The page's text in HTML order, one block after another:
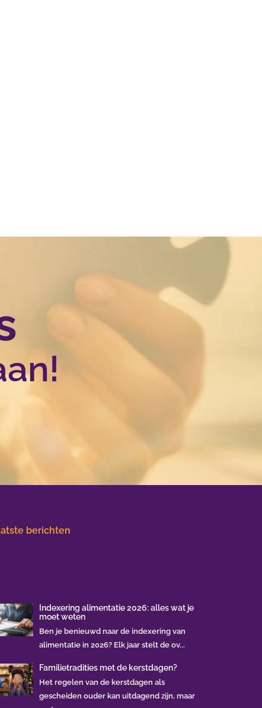
berichten
Indexering alimentatie 2026: alles wat je
moet weten
Ben je benieuwd naar de indexering van
alimentatie in 2026? Elk jaar stelt de ov...
Familietradities met de kerstdagen?
Het regelen van de kerstdagen als
gescheiden ouder kan uitdagend zijn, maar